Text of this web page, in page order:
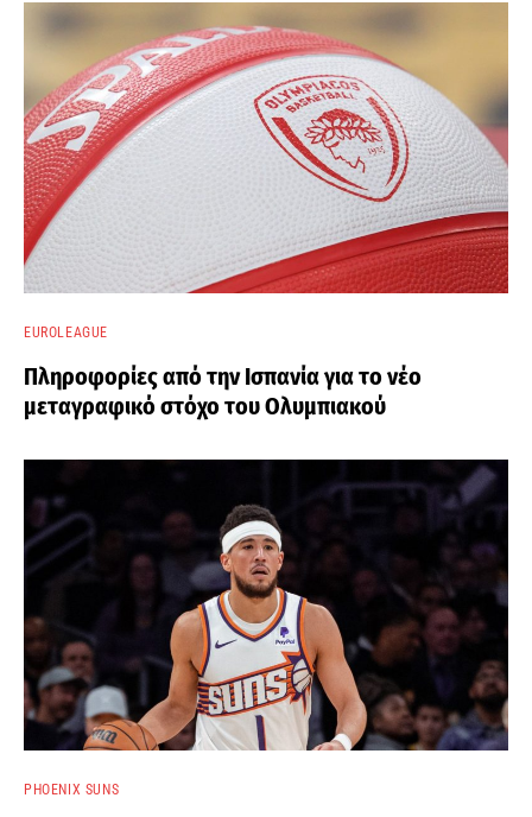
EUROLEAGUE
Πληροφορίες από την Ισπανία για το νέο
μεταγραφικό στόχο του Ολυμπιακού
PHOENIX SUNS